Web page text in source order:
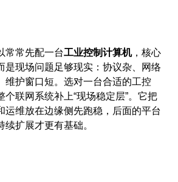
常常先配一台工业控制计算机，核心
是现场问题足够现实：协议杂、网络
维护窗口短。选对一台合适的工控
个联网系统补上“现场稳定层”。它把
运维放在边缘侧先跑稳，后面的平台
扩展才更有基础。